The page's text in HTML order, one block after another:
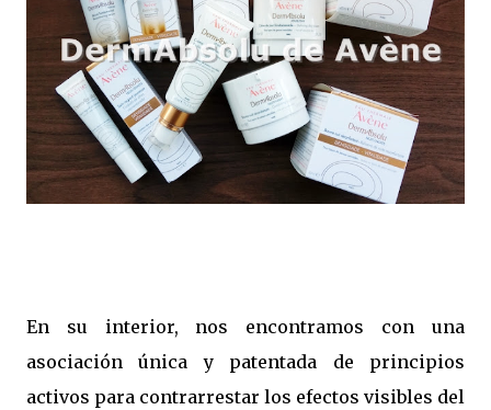
En su interior, nos encontramos con una
asociación única y patentada de principios
activos para contrarrestar los efectos visibles del